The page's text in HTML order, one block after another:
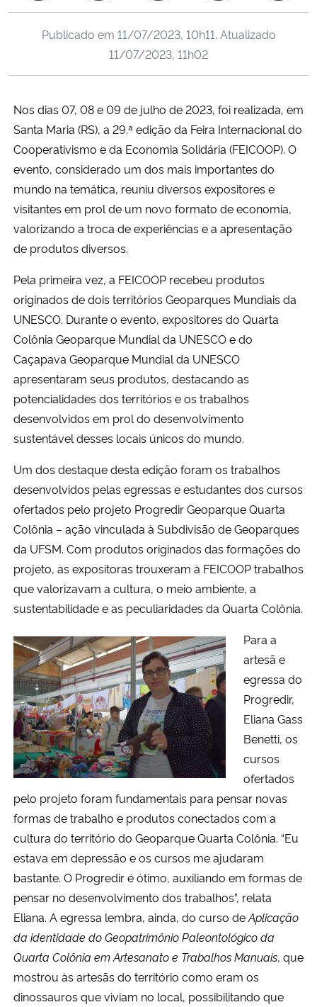
Controladoria-Geral da União
Ministério da Mulher, da Família e dos Direitos Humanos
Secretaria-Geral
Secretaria de Governo
Gabinete de Segurança Institucional
Advocacia-Geral da União
Banco Central do Brasil
Planalto
Publicado em 11/07/2023, 10h11. Atualizado
11/07/2023, 11h02
Nos dias 07, 08 e 09 de julho de 2023, foi realizada, em
Santa Maria (RS), a 29.ª edição da Feira Internacional do
Cooperativismo e da Economia Solidária (FEICOOP). O
evento, considerado um dos mais importantes do
mundo na temática, reuniu diversos expositores e
visitantes em prol de um novo formato de economia,
valorizando a troca de experiências e a apresentação
de produtos diversos.
Pela primeira vez, a FEICOOP recebeu produtos
originados de dois territórios Geoparques Mundiais da
UNESCO. Durante o evento, expositores do Quarta
Colônia Geoparque Mundial da UNESCO e do
Caçapava Geoparque Mundial da UNESCO
apresentaram seus produtos, destacando as
potencialidades dos territórios e os trabalhos
desenvolvidos em prol do desenvolvimento
sustentável desses locais únicos do mundo.
Um dos destaque desta edição foram os trabalhos
desenvolvidos pelas egressas e estudantes dos cursos
ofertados pelo projeto Progredir Geoparque Quarta
Colônia – ação vinculada à Subdivisão de Geoparques
da UFSM. Com produtos originados das formações do
projeto, as expositoras trouxeram à FEICOOP trabalhos
que valorizavam a cultura, o meio ambiente, a
sustentabilidade e as peculiaridades da Quarta Colônia.
Para a
artesã e
egressa do
Progredir,
Eliana Gass
Benetti, os
cursos
ofertados
pelo projeto foram fundamentais para pensar novas
formas de trabalho e produtos conectados com a
cultura do território do Geoparque Quarta Colônia. “Eu
estava em depressão e os cursos me ajudaram
bastante. O Progredir é ótimo, auxiliando em formas de
pensar no desenvolvimento dos trabalhos”, relata
Eliana. A egressa lembra, ainda, do curso deAplicação
da identidade do Geopatrimônio Paleontológico da
Quarta Colônia em Artesanato e Trabalhos Manuais, que
mostrou às artesãs do território como eram os
dinossauros que viviam no local, possibilitando que